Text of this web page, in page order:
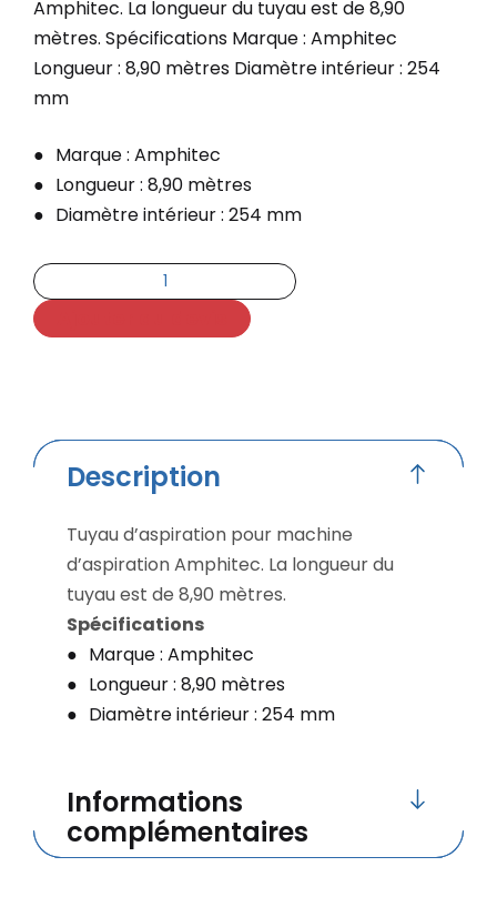
Amphitec. La longueur du tuyau est de 8,90
mètres. Spécifications Marque : Amphitec
Longueur : 8,90 mètres Diamètre intérieur : 254
mm
Marque : Amphitec
Longueur : 8,90 mètres
Diamètre intérieur : 254 mm
Description
Tuyau d’aspiration pour machine
d’aspiration Amphitec. La longueur du
tuyau est de 8,90 mètres.
Spécifications
Marque : Amphitec
Longueur : 8,90 mètres
Diamètre intérieur : 254 mm
Informations
complémentaires